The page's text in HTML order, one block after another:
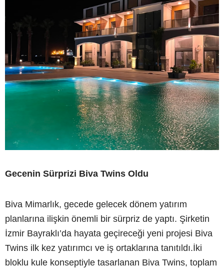
Gecenin Sürprizi Biva Twins Oldu
Biva Mimarlık, gecede gelecek dönem yatırım
planlarına ilişkin önemli bir sürpriz de yaptı. Şirketin
İzmir Bayraklı’da hayata geçireceği yeni projesi Biva
Twins ilk kez yatırımcı ve iş ortaklarına tanıtıldı.İki
bloklu kule konseptiyle tasarlanan Biva Twins, toplam